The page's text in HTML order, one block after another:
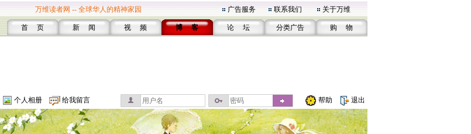
万维读者网 -- 全球华人的精神家园 广告服务 联系我们 关于万维
首 页 新 闻 视 频 博 客 论 坛 分类广告 购 物
个人相册 给我留言 帮助 退出